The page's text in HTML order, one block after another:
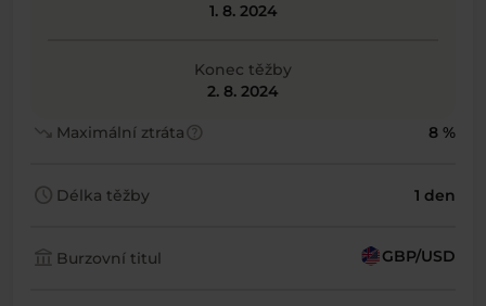
1. 8. 2024
Konec těžby
2. 8. 2024
trending_down Maximální ztrátahelp 8 %
schedule Délka těžby 1 den
account_balance Burzovní titul GBP/USD